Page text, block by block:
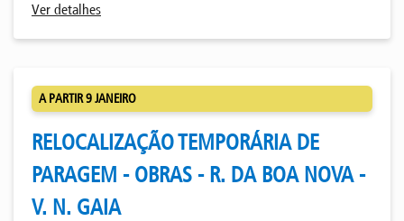
Ver detalhes
A PARTIR 9 JANEIRO
RELOCALIZAÇÃO TEMPORÁRIA DE
PARAGEM - OBRAS - R. DA BOA NOVA -
V. N. GAIA